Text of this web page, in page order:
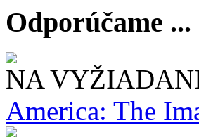
Odporúčame ...
NA
America: The